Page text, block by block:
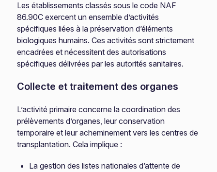
Les établissements classés sous le code NAF
86.90C exercent un ensemble d’activités
spécifiques liées à la préservation d’éléments
biologiques humains. Ces activités sont strictement
encadrées et nécessitent des autorisations
spécifiques délivrées par les autorités sanitaires.
Collecte et traitement des organes
L’activité primaire concerne la coordination des
prélèvements d’organes, leur conservation
temporaire et leur acheminement vers les centres de
transplantation. Cela implique :
La gestion des listes nationales d’attente de